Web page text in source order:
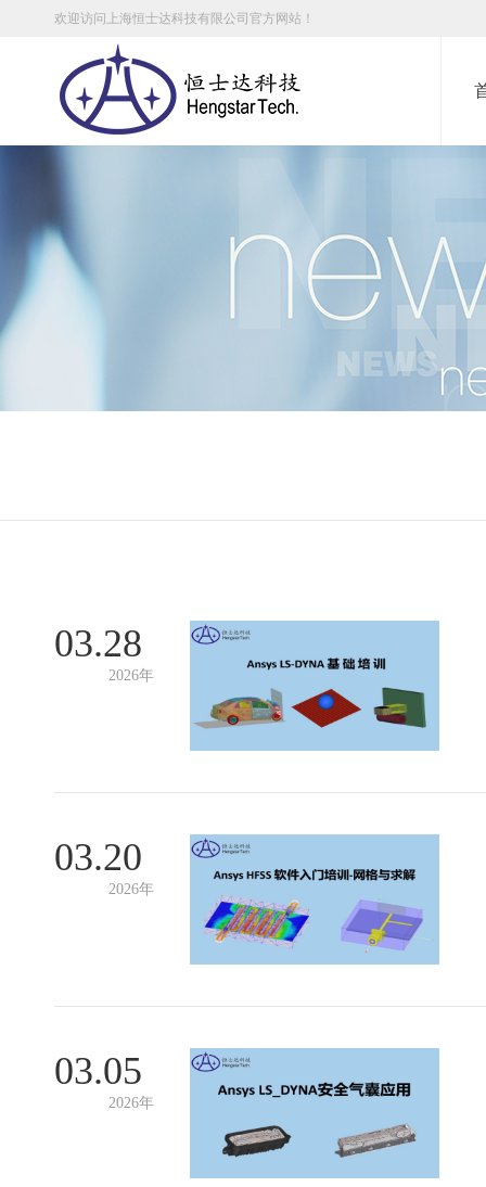
欢迎访问上海恒士达科技有限公司官方网站！
03.28
2026年
03.20
2026年
03.05
2026年